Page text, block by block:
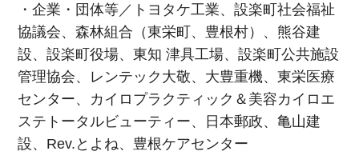
・企業・団体等／トヨタケ工業、設楽町社会福祉
協議会、森林組合（東栄町、豊根村）、熊谷建
設、設楽町役場、東知 津具工場、設楽町公共施設
管理協会、レンテック大敬、大豊重機、東栄医療
センター、カイロプラクティック＆美容カイロエ
ステトータルビューティー、日本郵政、亀山建
設、Rev.とよね、豊根ケアセンター